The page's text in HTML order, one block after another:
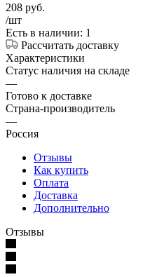
208 руб.
/шт
Есть в наличии: 1
Рассчитать доставку
Характеристики
Статус наличия на складе
—
Готово к доставке
Страна-производитель
—
Россия
Отзывы
Как купить
Оплата
Доставка
Дополнительно
Отзывы